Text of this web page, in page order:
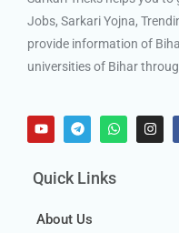
Jobs, Sarkari Yojna,
provide information of
universities of Bihar
Quick Links
About Us